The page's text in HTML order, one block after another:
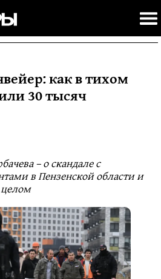
как в тихом
30 тысяч
– о скандале с
в Пензенской области и